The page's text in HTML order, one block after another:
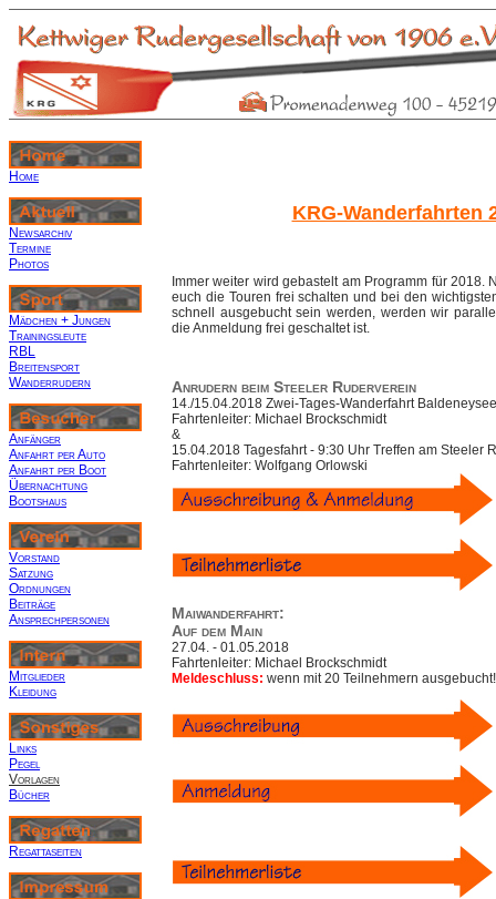
Home
Newsarchiv
Termine
Photos
Mädchen + Jungen
Trainingsleute
RBL
Breitensport
Wanderrudern
Anfänger
Anfahrt per Auto
Anfahrt per Boot
Übernachtung
Bootshaus
Vorstand
Satzung
Ordnungen
Beiträge
Ansprechpersonen
Mitglieder
Kleidung
Links
Pegel
Vorlagen
Bücher
Regattaseiten
KRG-Wanderfahrten
Immer weiter wird gebastelt am Programm für 2018.
euch die Touren frei schalten und bei den
schnell ausgebucht sein werden, werden wir
die Anmeldung frei geschaltet ist.
Anrudern beim Steeler Ruderverein
14./15.04.2018 Zwei-Tages-Wanderfahrt
Fahrtenleiter: Michael Brockschmidt
&
15.04.2018 Tagesfahrt - 9:30 Uhr Treffen am Steeler
Fahrtenleiter: Wolfgang Orlowski
Maiwanderfahrt:
Auf dem Main
27.04. - 01.05.2018
Fahrtenleiter: Michael Brockschmidt
Meldeschluss: wenn mit 20 Teilnehmern ausgebucht!